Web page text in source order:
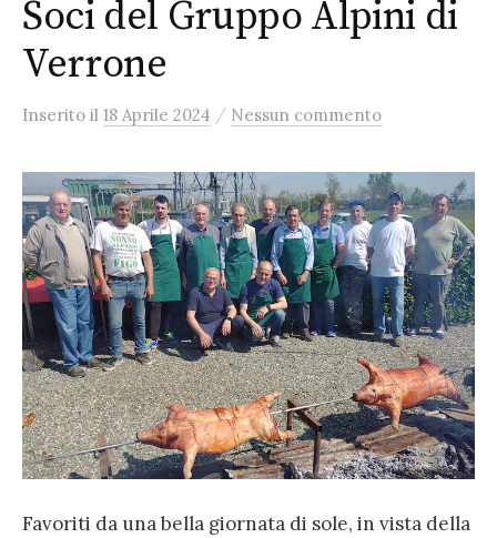
Soci del Gruppo Alpini di
Verrone
Inserito il 18 Aprile 2024 / Nessun commento
Favoriti da una bella giornata di sole, in vista della